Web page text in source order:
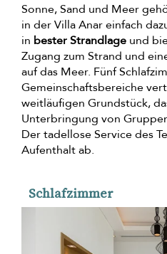
Sonne, Sand und Meer
in der Villa Anar einfach
in bester Strandlage und
Zugang zum Strand und
auf das Meer. Fünf
Gemeinschaftsbereiche
weitläufigen Grundstück,
Unterbringung von
Der tadellose Service des
Aufenthalt ab.
Schlafzimmer